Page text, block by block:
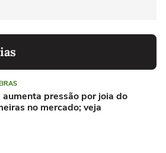
aumenta pressão por joia do
no mercado; veja